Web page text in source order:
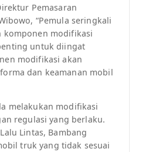
Pemasaran
“Pemula seringkali
modifikasi
untuk diingat
modifikasi akan
dan keamanan mobil
melakukan modifikasi
regulasi yang berlaku.
Lintas, Bambang
truk yang tidak sesuai